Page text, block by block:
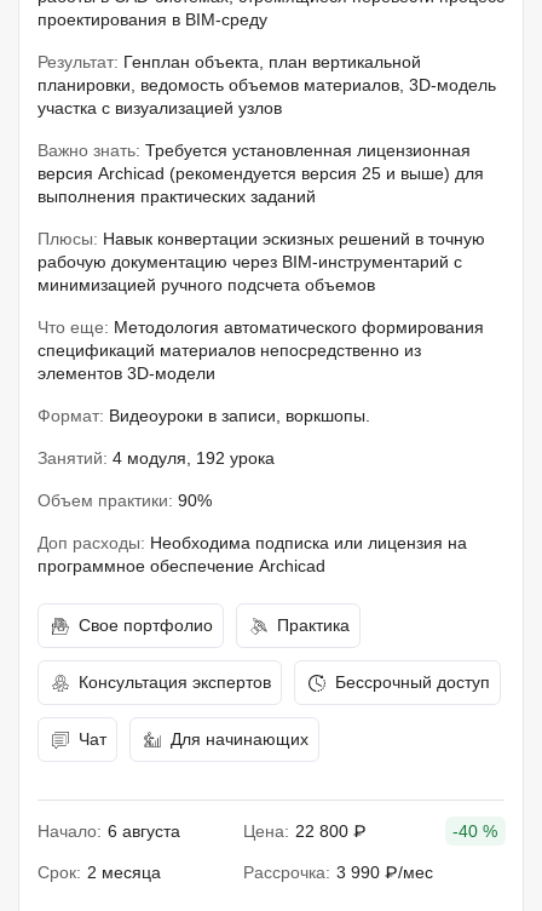
проектирования в BIM-среду
Результат: Генплан объекта, план вертикальной
планировки, ведомость объемов материалов, 3D-модель
участка с визуализацией узлов
Важно знать: Требуется установленная лицензионная
версия Archicad (рекомендуется версия 25 и выше) для
выполнения практических заданий
Плюсы: Навык конвертации эскизных решений в точную
рабочую документацию через BIM-инструментарий с
минимизацией ручного подсчета объемов
Что еще: Методология автоматического формирования
спецификаций материалов непосредственно из
элементов 3D-модели
Формат: Видеоуроки в записи, воркшопы.
Занятий: 4 модуля, 192 урока
Объем практики: 90%
Доп расходы: Необходима подписка или лицензия на
программное обеспечение Archicad
Свое портфолио Практика
Консультация экспертов Бессрочный доступ
Чат Для начинающих
Начало: 6 августа Цена: 22 800 ₽ -40 %
Срок: 2 месяца Рассрочка: 3 990 ₽/мес